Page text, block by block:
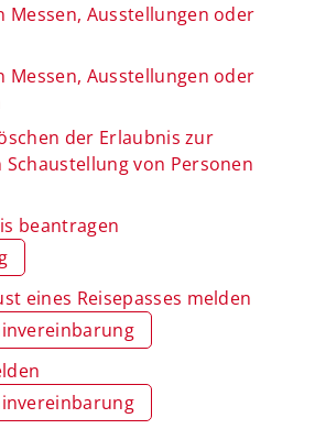
Messen, Ausstellungen oder
Messen, Ausstellungen oder
der Erlaubnis zur
von Personen
beantragen
eines Reisepasses melden